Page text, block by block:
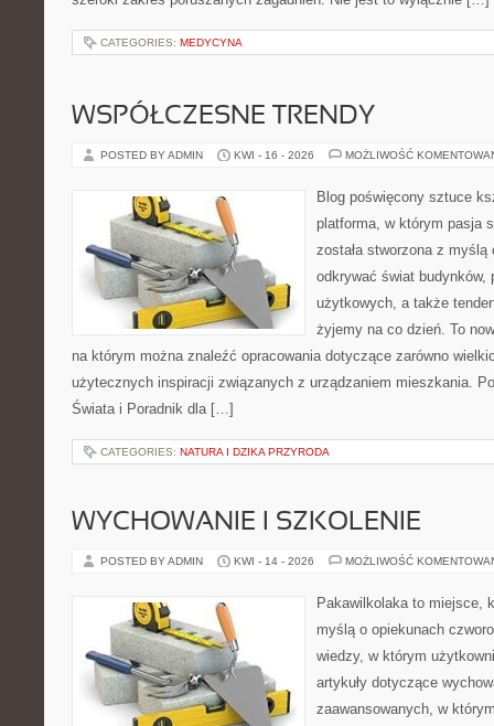
CATEGORIES: MEDYCYNA
WSPÓŁCZESNE TRENDY
POSTED BY ADMIN KWI - 16 - 2026 MOŻLIWOŚĆ
Blog poświęcony sztuce
platforma, w którym pasja
została stworzona z
odkrywać świat
użytkowych, a także
żyjemy na co dzień. To
na którym można znaleźć opracowania dotyczące zarówno
użytecznych inspiracji związanych z urządzaniem mieszkania.
Świata i Poradnik dla […]
CATEGORIES: NATURA I DZIKA PRZYRODA
WYCHOWANIE I SZKOLENIE
POSTED BY ADMIN KWI - 14 - 2026 MOŻLIWOŚĆ
Pakawilkolaka to miejsce,
myślą o opiekunach
wiedzy, w którym
artykuły dotyczące
zaawansowanych, w